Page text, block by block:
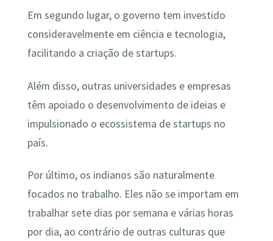
Em segundo lugar, o governo tem investido
consideravelmente em ciência e tecnologia,
facilitando a criação de startups.
Além disso, outras universidades e empresas
têm apoiado o desenvolvimento de ideias e
impulsionado o ecossistema de startups no
país.
Por último, os indianos são naturalmente
focados no trabalho. Eles não se importam em
trabalhar sete dias por semana e várias horas
por dia, ao contrário de outras culturas que